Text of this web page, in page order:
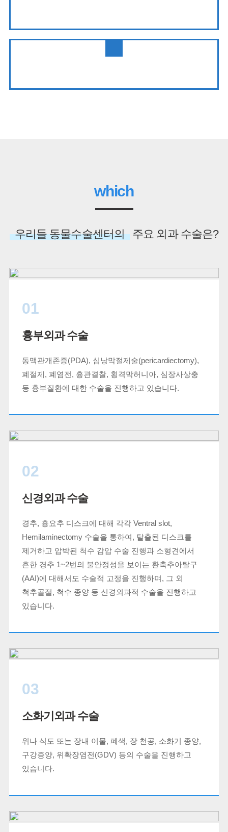
which
우리들 동물수술센터의 주요 외과 수술은?
01
흉부외과 수술
동맥관개존증(PDA), 심낭막절제술(pericardiectomy),
폐절제, 폐염전, 흉관결찰, 횡격막허니아, 심장사상충
등 흉부질환에 대한 수술을 진행하고 있습니다.
02
신경외과 수술
경추, 흉요추 디스크에 대해 각각 Ventral slot,
Hemilaminectomy 수술을 통하여, 탈출된 디스크를
제거하고 압박된 척수 감압 수술 진행과 소형견에서
흔한 경추 1~2번의 불안정성을 보이는 환축추아탈구
(AAI)에 대해서도 수술적 고정을 진행하며, 그 외
척추골절, 척수 종양 등 신경외과적 수술을 진행하고
있습니다.
03
소화기외과 수술
위나 식도 또는 장내 이물, 폐색, 장 천공, 소화기 종양,
구강종양, 위확장염전(GDV) 등의 수술을 진행하고
있습니다.